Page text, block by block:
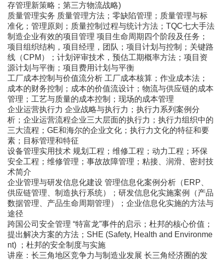
存管理新策略；第三方物流战略)
质量管理实务 质量管理方法；零缺陷管理；质量管理与标
准化；管理原则；质量控制过程与统计方法；TQC七大手法
制造企业有效的项目管理 项目生命周期四个阶段及任务；
项目组织结构，项目经理，团队；项目计划与控制；关键路
线（CPM）；计划评审技术，预估工期概率方法；项目资
源计划与平衡；项目费用计划与平衡
工厂成本控制与价值流分析 工厂成本核算；作业成本法；
成本的财务控制；成本的价值流设计；物流与供应链的成本
管理；工艺与质量的成本控制；现场的成本管理
企业运营执行力 企业战略与执行力；执行力系列案例分
析；企业运营流程企业三大层面的执行力；执行力组织中的
三大流程；GE和海尔的企业文化；执行力文化的特征和要
素；目标管理和特征
设备管理实用技术 规划工程；维修工程；动力工程；环保
安全工程；维修管理；事故故障管理；粘接、润滑、密封技
术简介
企业管理与研发信息化建设 管理信息化案例分析（ERP、
供应链管理、制造执行系统）；研发信息化实施案例（产品
数据管理、产品生命周期管理）；企业信息化实施的方法与
途径
跨国公司安全管理 “特富龙”事件的启示；杜邦的核心价值；
提出解决方案的方法；SHE (Safety, Health and Environme
nt) ；杜邦的安全制度与实施
讲座：长三角地区竞争力与制造业发展 长三角经济圈的发